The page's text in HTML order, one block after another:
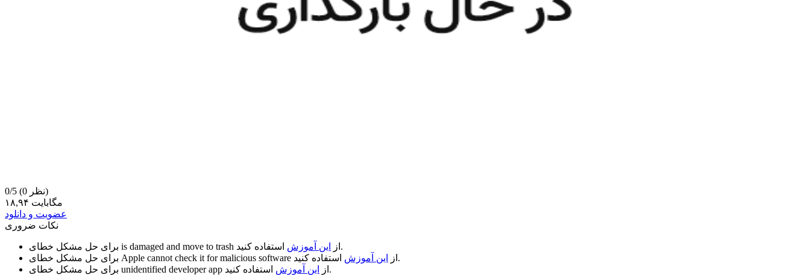
0/5
(0 نظر)
۱۸,۹۴ مگابایت
عضویت و دانلود
نکات ضروری
is damaged and move to trash از این آموزش
استفاده کنید.
Apple cannot check it for malicious software از این آموزش
استفاده کنید.
unidentified developer app از این آموزش استفاده کنید.